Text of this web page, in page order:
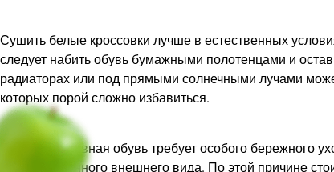
Сушить белые кроссовки лучше в естественных
следует набить обувь бумажными полотенцами и
радиаторах или под прямыми солнечными лучами
которых порой сложно избавиться.
Белая спортивная обувь требует особого бережного
безукоризненного внешнего вида. По этой причине